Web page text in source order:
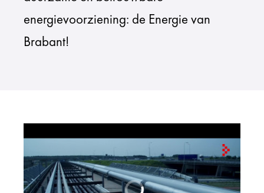
energievoorziening: de Energie van
Brabant!